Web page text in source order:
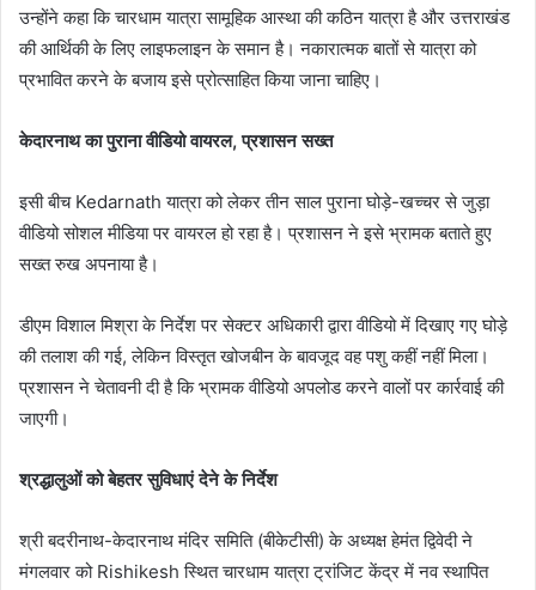
उन्होंने कहा कि चारधाम यात्रा सामूहिक आस्था की कठिन यात्रा है और उत्तराखंड
की आर्थिकी के लिए लाइफलाइन के समान है। नकारात्मक बातों से यात्रा को
प्रभावित करने के बजाय इसे प्रोत्साहित किया जाना चाहिए।
केदारनाथ का पुराना वीडियो वायरल, प्रशासन सख्त
इसी बीच Kedarnath यात्रा को लेकर तीन साल पुराना घोड़े-खच्चर से जुड़ा
वीडियो सोशल मीडिया पर वायरल हो रहा है। प्रशासन ने इसे भ्रामक बताते हुए
सख्त रुख अपनाया है।
डीएम विशाल मिश्रा के निर्देश पर सेक्टर अधिकारी द्वारा वीडियो में दिखाए गए घोड़े
की तलाश की गई, लेकिन विस्तृत खोजबीन के बावजूद वह पशु कहीं नहीं मिला।
प्रशासन ने चेतावनी दी है कि भ्रामक वीडियो अपलोड करने वालों पर कार्रवाई की
जाएगी।
श्रद्धालुओं को बेहतर सुविधाएं देने के निर्देश
श्री बदरीनाथ-केदारनाथ मंदिर समिति (बीकेटीसी) के अध्यक्ष हेमंत द्विवेदी ने
मंगलवार को Rishikesh स्थित चारधाम यात्रा ट्रांजिट केंद्र में नव स्थापित